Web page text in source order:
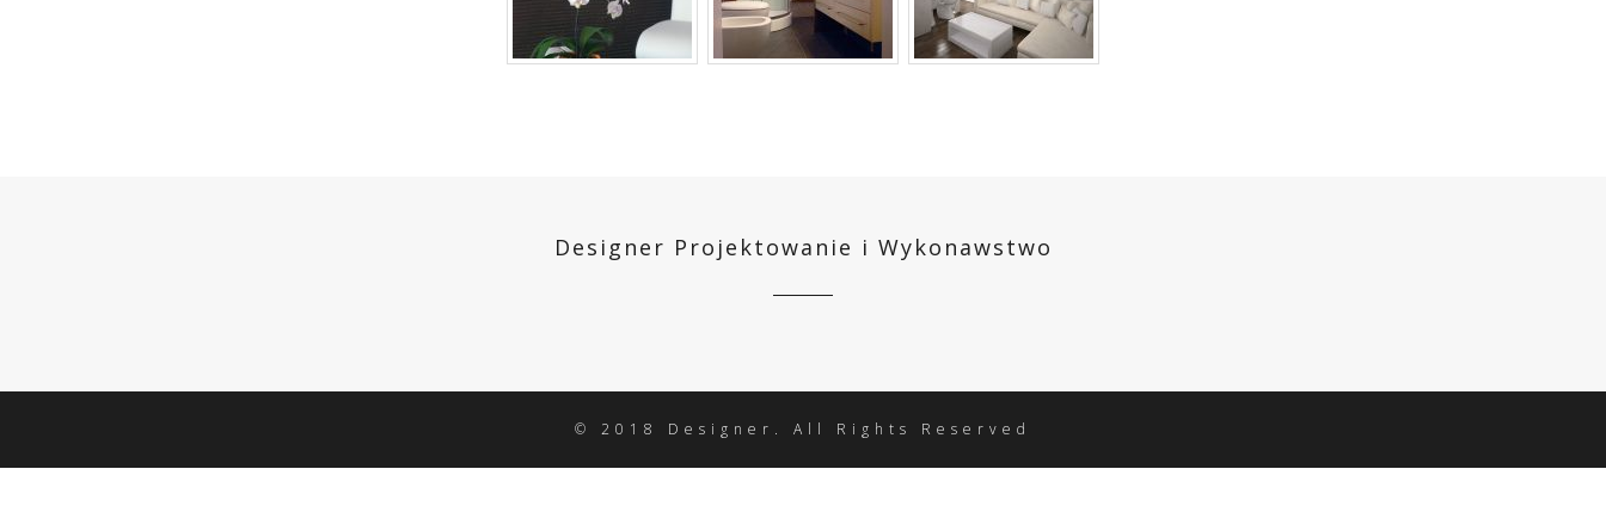
Designer Projektowanie i Wykonawstwo
© 2018 Designer. All Rights Reserved